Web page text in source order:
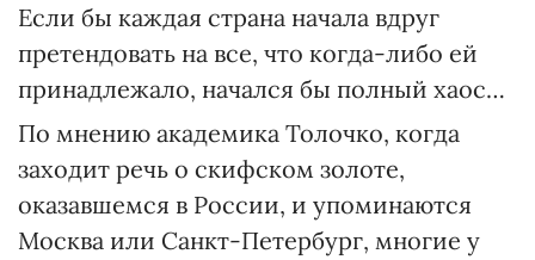
Если бы каждая страна начала вдруг
претендовать на все, что когда-либо ей
принадлежало, начался бы полный хаос…
По мнению академика Толочко, когда
заходит речь о скифском золоте,
оказавшемся в России, и упоминаются
Москва или Санкт-Петербург, многие у